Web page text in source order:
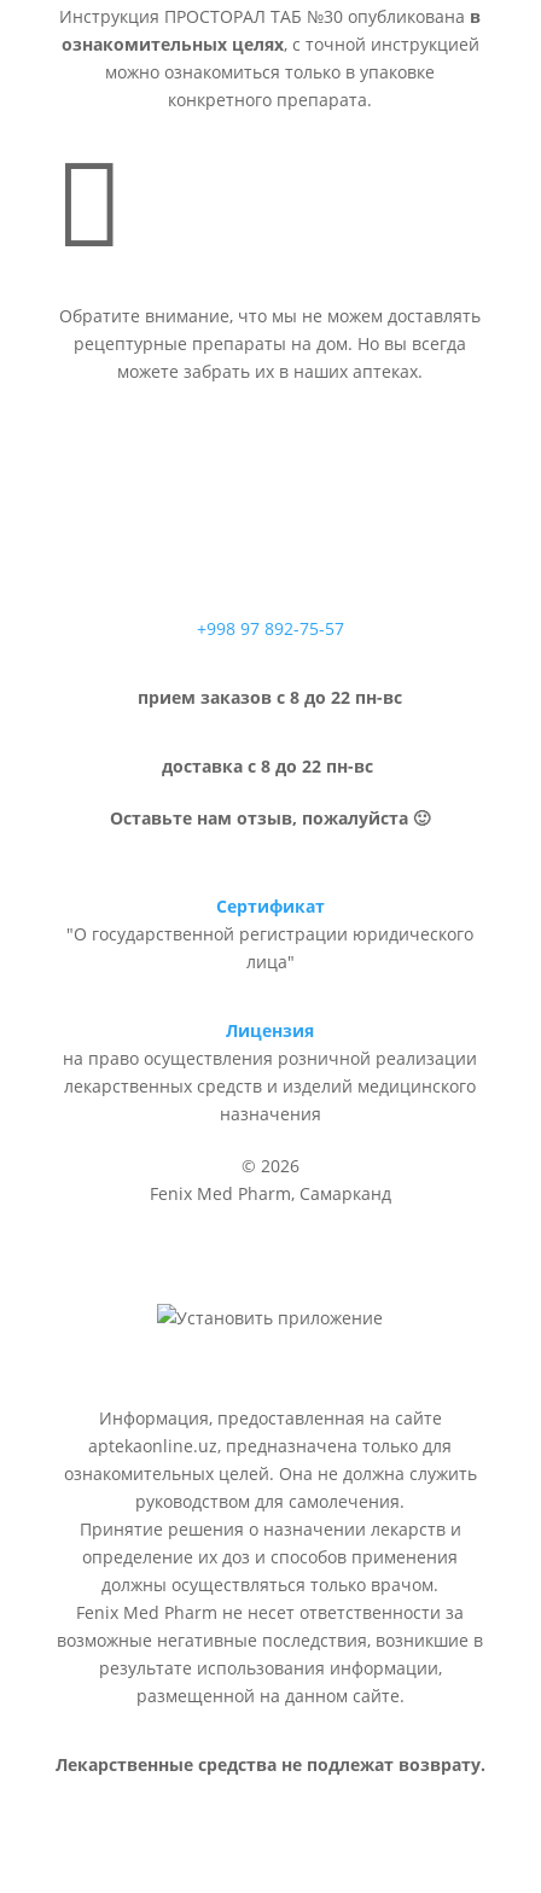
Инструкция ПРОСТОРАЛ ТАБ №30 опубликована в
ознакомительных целях, с точной инструкцией
можно ознакомиться только в упаковке
конкретного препарата.

Обратите внимание, что мы не можем доставлять
рецептурные препараты на дом. Но вы всегда
можете забрать их в наших аптеках.
+998 97 892-75-57
прием заказов с 8 до 22 пн-вс
доставка с 8 до 22 пн-вс
Оставьте нам отзыв, пожалуйста 🙂
Сертификат
"О государственной регистрации юридического
лица"
Лицензия
на право осуществления розничной реализации
лекарственных средств и изделий медицинского
назначения
© 2026
Fenix Med Pharm, Самарканд
Информация, предоставленная на сайте
aptekaonline.uz, предназначена только для
ознакомительных целей. Она не должна служить
руководством для самолечения.
Принятие решения о назначении лекарств и
определение их доз и способов применения
должны осуществляться только врачом.
Fenix Med Pharm не несет ответственности за
возможные негативные последствия, возникшие в
результате использования информации,
размещенной на данном сайте.
Лекарственные средства не подлежат возврату.